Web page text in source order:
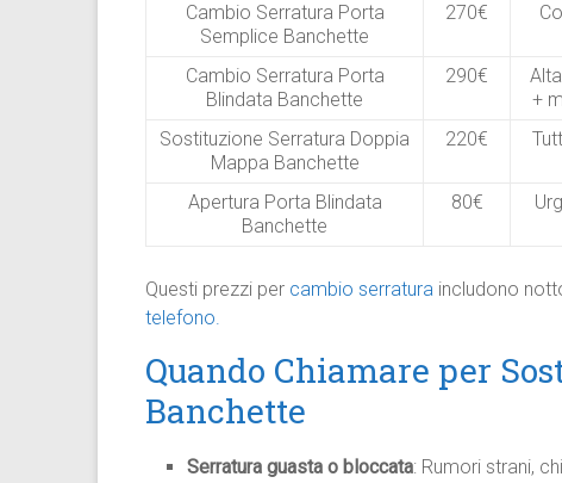
Cambio Serratura Porta
Semplice Banchette
270€
Cambio Serratura Porta
Blindata Banchette
290€
+
Sostituzione Serratura Doppia
Mappa Banchette
220€
Apertura Porta Blindata
Banchette
80€
Questi prezzi per cambio serratura includono
telefono.
Quando Chiamare per
Banchette
Serratura guasta o bloccata: Rumori strani,